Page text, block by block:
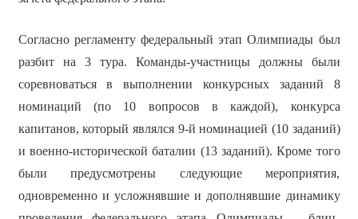
Согласно регламенту федеральный этап Олимпиады был
разбит на 3 тура. Команды-участницы должны были
соревноваться в выполнении конкурсных заданий 8
номинаций (по 10 вопросов в каждой), конкурса
капитанов, который являлся 9-й номинацией (10 заданий)
и военно-исторической баталии (13 заданий). Кроме того
были предусмотрены следующие мероприятия,
одновременно и усложнявшие и дополнявшие динамику